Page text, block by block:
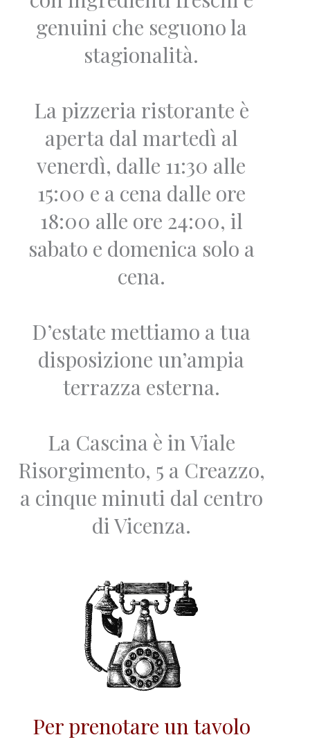
genuini che seguono la
stagionalità.
La pizzeria ristorante è
aperta dal martedì al
venerdì, dalle 11:30 alle
15:00 e a cena dalle ore
18:00 alle ore 24:00, il
sabato e domenica solo a
cena.
D’estate mettiamo a tua
disposizione un’ampia
terrazza esterna.
La Cascina è in Viale
Risorgimento, 5 a Creazzo,
a cinque minuti dal centro
di Vicenza.
Per prenotare un tavolo